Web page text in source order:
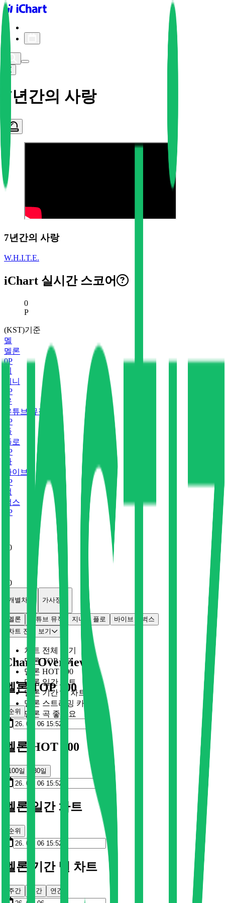
iChart logo
7년간의 사랑
7년간의 사랑
W.H.I.T.E.
iChart 실시간 스코어
현재 스코어
0
P
(KST)기준
멜
멜론
0P
지니
P
유
유튜브 뮤직
P
플
플로
P
바
바이브
P
벅
벅스
P
0
0
개별차트 가사정보
멜론 유튜브 뮤직 지니 플로 바이브
벅스
차트 전체 보기
차트 전체 보기
멜론 TOP 100
멜론 HOT 100
멜론 일간 차트
멜론 기간 별 차트
멜론 스트리밍 카드
멜론 곡 좋아요
Chart Overview
멜론 TOP 100
순위
멜론 HOT 100
100일 30일
멜론 일간 차트
순위
멜론 기간 별 차트
주간 월간 연간